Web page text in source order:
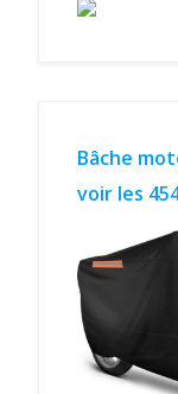
Bâche
voir les